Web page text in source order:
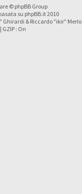
© phpBB Group
su phpBB.it 2010
& Riccardo "ikir" Merlo
GZIP : On